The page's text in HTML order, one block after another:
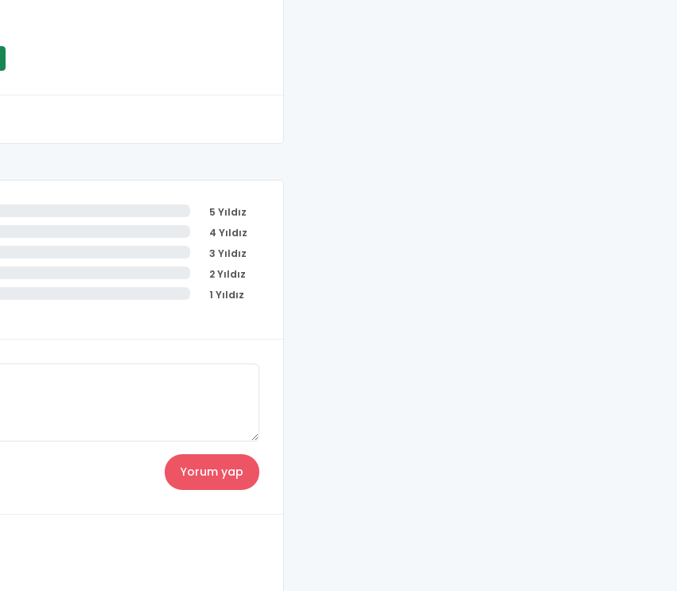
5 Yıldız
4 Yıldız
3 Yıldız
2 Yıldız
1 Yıldız